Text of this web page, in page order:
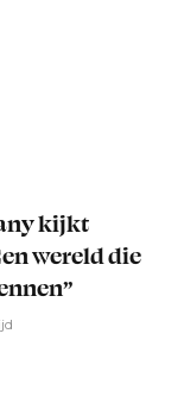
kijkt
wereld die